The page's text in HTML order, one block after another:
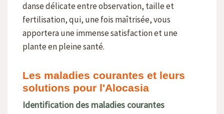
danse délicate entre observation, taille et
fertilisation, qui, une fois maîtrisée, vous
apportera une immense satisfaction et une
plante en pleine santé.
Les maladies courantes et leurs
solutions pour l'Alocasia
Identification des maladies courantes